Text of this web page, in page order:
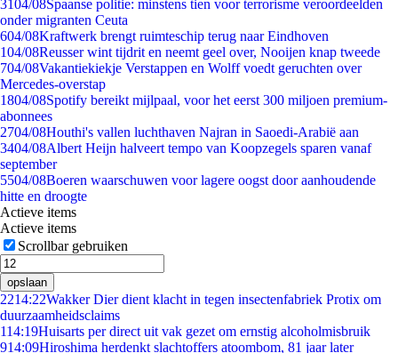
3104/08Spaanse politie: minstens tien voor terrorisme veroordeelden
onder migranten Ceuta
604/08Kraftwerk brengt ruimteschip terug naar Eindhoven
104/08Reusser wint tijdrit en neemt geel over, Nooijen knap tweede
704/08Vakantiekiekje Verstappen en Wolff voedt geruchten over
Mercedes-overstap
1804/08Spotify bereikt mijlpaal, voor het eerst 300 miljoen premium-
abonnees
2704/08Houthi's vallen luchthaven Najran in Saoedi-Arabië aan
3404/08Albert Heijn halveert tempo van Koopzegels sparen vanaf
september
5504/08Boeren waarschuwen voor lagere oogst door aanhoudende
hitte en droogte
Actieve items
Actieve items
Scrollbar gebruiken
opslaan
2214:22Wakker Dier dient klacht in tegen insectenfabriek Protix om
duurzaamheidsclaims
114:19Huisarts per direct uit vak gezet om ernstig alcoholmisbruik
914:09Hiroshima herdenkt slachtoffers atoombom, 81 jaar later